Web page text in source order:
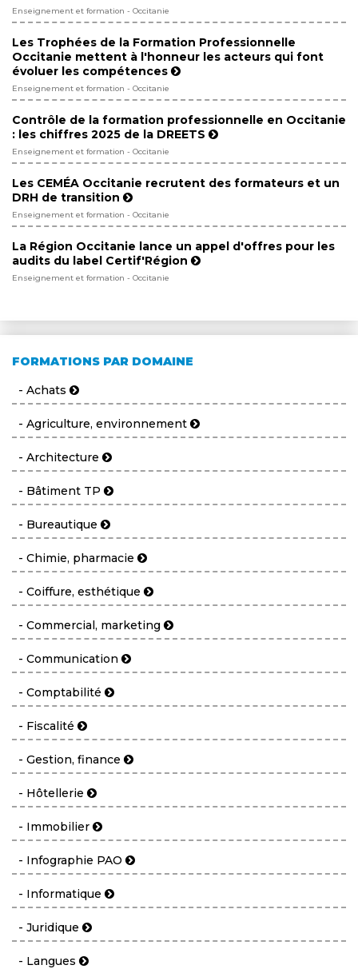
Enseignement et formation - Occitanie
Les Trophées de la Formation Professionnelle
Occitanie mettent à l'honneur les acteurs qui font
évoluer les compétences
Enseignement et formation - Occitanie
Contrôle de la formation professionnelle en Occitanie
: les chiffres 2025 de la DREETS
Enseignement et formation - Occitanie
Les CEMÉA Occitanie recrutent des formateurs et un
DRH de transition
Enseignement et formation - Occitanie
La Région Occitanie lance un appel d'offres pour les
audits du label Certif'Région
Enseignement et formation - Occitanie
FORMATIONS PAR DOMAINE
- Achats
- Agriculture, environnement
- Architecture
- Bâtiment TP
- Bureautique
- Chimie, pharmacie
- Coiffure, esthétique
- Commercial, marketing
- Communication
- Comptabilité
- Fiscalité
- Gestion, finance
- Hôtellerie
- Immobilier
- Infographie PAO
- Informatique
- Juridique
- Langues